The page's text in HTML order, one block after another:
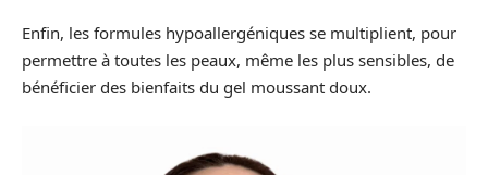
Enfin, les formules hypoallergéniques se multiplient, pour
permettre à toutes les peaux, même les plus sensibles, de
bénéficier des bienfaits du gel moussant doux.